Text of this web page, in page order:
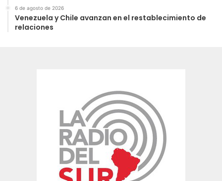
6 de agosto de 2026
Venezuela y Chile avanzan en el restablecimiento de
relaciones